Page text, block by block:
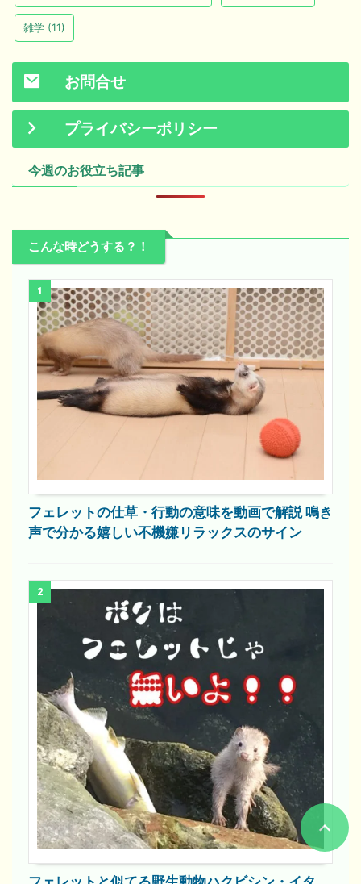
雑学 (11)
お問合せ
プライバシーポリシー
今週のお役立ち記事
こんな時どうする？！
1
フェレットの仕草・行動の意味を動画で解説 鳴き
声で分かる嬉しい不機嫌リラックスのサイン
2